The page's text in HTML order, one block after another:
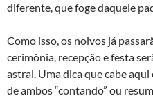
diferente, que foge daquele
Como isso, os noivos já
cerimônia, recepção e festa
astral. Uma dica que cabe
de ambos “contando” ou